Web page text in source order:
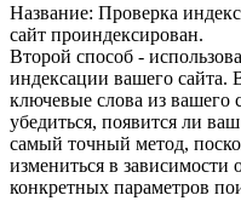
Название: Проверка
сайт проиндексирован.
Второй способ -
индексации вашего сайта.
ключевые слова из вашего
убедиться, появится ли
самый точный метод,
измениться в зависимости
конкретных параметров